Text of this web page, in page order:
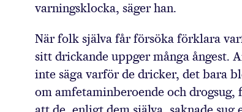
varningsklocka, säger han.
När folk själva får försöka förklara
sitt drickande uppger många ångest.
inte säga varför de dricker, det bara
om amfetaminberoende och